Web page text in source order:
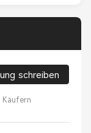
schreiben